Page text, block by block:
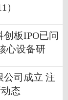
）
板IPO已问
心设备研
公司成立 注
态